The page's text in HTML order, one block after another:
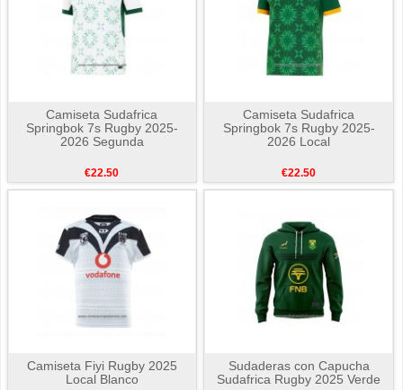
Camiseta Sudafrica
Springbok 7s Rugby 2025-
2026 Segunda
€22.50
Camiseta Sudafrica
Springbok 7s Rugby 2025-
2026 Local
€22.50
Camiseta Fiyi Rugby 2025
Local Blanco
Sudaderas con Capucha
Sudafrica Rugby 2025 Verde